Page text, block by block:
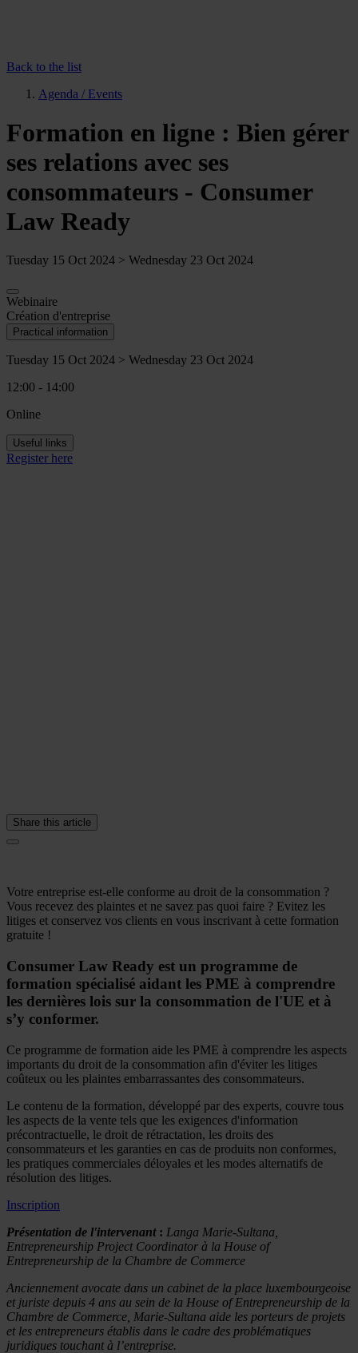
Back to the list
Agenda / Events
Formation en ligne : Bien gérer
ses relations avec ses
consommateurs - Consumer
Law Ready
Tuesday 15 Oct 2024 > Wednesday 23 Oct 2024
Webinaire
Création d'entreprise
Practical information
Tuesday 15 Oct 2024 > Wednesday 23 Oct 2024
12:00 - 14:00
Online
Useful links
Register here
Share this article
Votre entreprise est-elle conforme au droit de la consommation ?
Vous recevez des plaintes et ne savez pas quoi faire ? Evitez les
litiges et conservez vos clients en vous inscrivant à cette formation
gratuite !
Consumer Law Ready est un programme de
formation spécialisé aidant les PME à comprendre
les dernières lois sur la consommation de l'UE et à
s’y conformer.
Ce programme de formation aide les PME à comprendre les aspects
importants du droit de la consommation afin d'éviter les litiges
coûteux ou les plaintes embarrassantes des consommateurs.
Le contenu de la formation, développé par des experts, couvre tous
les aspects de la vente tels que les exigences d'information
précontractuelle, le droit de rétractation, les droits des
consommateurs et les garanties en cas de produits non conformes,
les pratiques commerciales déloyales et les modes alternatifs de
résolution des litiges.
Inscription
Présentation de l'intervenant : Langa Marie-Sultana,
Entrepreneurship Project Coordinator à la House of
Entrepreneurship de la Chambre de Commerce
Anciennement avocate dans un cabinet de la place luxembourgeoise
et juriste depuis 4 ans au sein de la House of Entrepreneurship de la
Chambre de Commerce, Marie-Sultana aide les porteurs de projets
et les entrepreneurs établis dans le cadre des problématiques
juridiques touchant à l’entreprise.